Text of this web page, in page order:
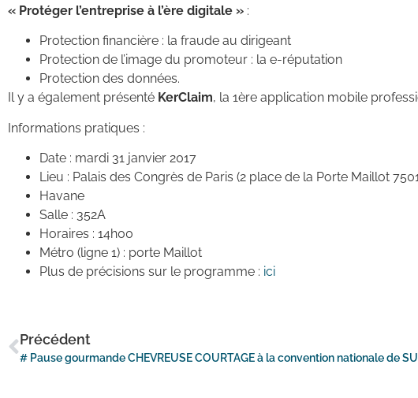
« Protéger l’entreprise à l’ère digitale » :
Protection financière : la fraude au dirigeant
Protection de l’image du promoteur : la e-réputation
Protection des données.
Il y a également présenté KerClaim, la 1ère application mobile
Informations pratiques :
Date : mardi 31 janvier 2017
Lieu : Palais des Congrès de Paris (2 place de la Porte Maillot
Havane
Salle : 352A
Horaires : 14h00
Métro (ligne 1) : porte Maillot
Plus de précisions sur le programme : ici
Précédent